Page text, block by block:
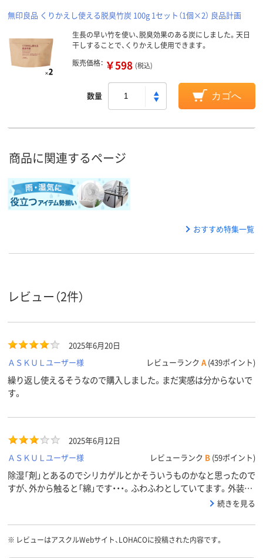
無印良品 くりかえし使える脱臭竹炭 100g 1セット（1個×2） 良品計画
生長の早い竹を使い、脱臭効果のある炭にしました。天日
干しすることで、くりかえし使用できます。
販売価格： ￥598 (税込)
数量 カゴへ
商品に関連するページ
おすすめ特集一覧
レビュー（2件）
2025年6月20日
ＡＳＫＵＬユーザー様
レビューランク A (439ポイント)
繰り返し使えるそうなので購入しました。まだ実感は分からないで
す。
2025年6月12日
ＡＳＫＵＬユーザー様
レビューランク B (59ポイント)
除湿「剤」とあるのでシリカゲルとかそういうものかなと思ったので
すが、外から触ると「綿」です・・・。ふわふわとしていてます。外装は
少しだけ丈夫な紙みたいな感じで、繰り返し使えるとありますが、こ
なくプリンターに詰まるので技術者の方に相談するとコピー用紙側
がこの梅雨の時期、水分を含むとそういうことがあるのだと教えて
続きを見る
※ レビューはアスクルWebサイト、LOHACOに投稿された内容です。